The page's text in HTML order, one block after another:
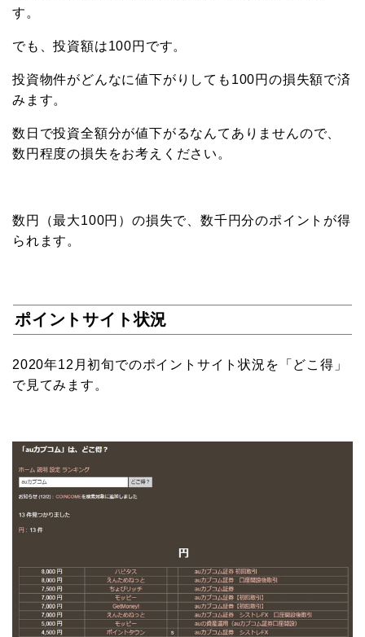
す。
でも、投資額は100円です。
投資物件がどんなに値下がりしても100円の損失額で済
みます。
数日で投資全額分が値下がるなんてありませんので、
数円程度の損失をお考えください。
数円（最大100円）の損失で、数千円分のポイントが得
られます。
ポイントサイト状況
2020年12月初旬でのポイントサイト状況を「どこ得」
で見てみます。